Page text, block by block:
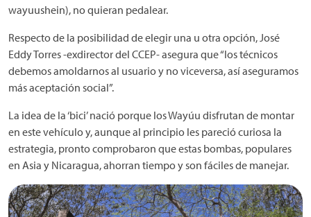
wayuushein), no quieran pedalear.
Respecto de la posibilidad de elegir una u otra opción, José
Eddy Torres -exdirector del CCEP- asegura que “los técnicos
debemos amoldarnos al usuario y no viceversa, así aseguramos
más aceptación social”.
La idea de la ‘bici’ nació porque los Wayúu disfrutan de montar
en este vehículo y, aunque al principio les pareció curiosa la
estrategia, pronto comprobaron que estas bombas, populares
en Asia y Nicaragua, ahorran tiempo y son fáciles de manejar.